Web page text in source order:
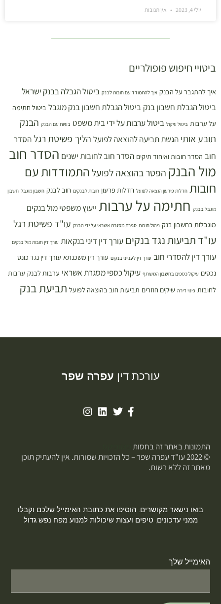
יולי 4, 2023 אין תגובות
ביטויי חיפוש פופולריים
איך להתגבר על הבנק איך להתמודד עם חובות לבנק ביטול הגבלה בבנק ישראל
ביטול הגבלת חשבון בנק ביטול הגבלת חשבון בנק מוגבל ביטול חתימה
על ערבות ביטול עיקול ביטול ערבות על ידי בית משפט בעיות עם הבנק הבנק
תובע אותי הגשת תביעה להוצאה לפועל הליך פשיטת רגל הסדר
חוב הסדר חובות ואיחוד תיקים הסדר חוב לחובות ישנים הסדר חוב
מול הבנק הפטר בהוצאה לפועל התמודדות עם
חובות חדלות פירעון הוצאה לפועל חדלות פרעון חובות לבנקים חוב לבנק חשבון מוגבל חשבון
מוגבל בבנק חתימה על ערבות ייעוץ משפטי מול בנקים
מוגבלות בחשבון בנק ניהול חובות סגירת מסגרת אשראי על ידי הבנק עו"ד פשיטת רגל
עו"ד תביעות נגד בנקים עורך דין דיני בנקאות עורך דין חובות מול בנקים
עורך דין להסדרי חוב עורך דין לענייני בנקים עורך דין משכנתא עורך דין נגד כונס
נכסים עיקול כספים בחשבון המשותף עיקול כספי מסגרת אשראי ערבות לבנק ערבות
לחובות פינוי דירה שיקים חוזרים תביעות חוב בהוצאה לפועל תביעת בנק
עורכת דין עפרה שפר
התמונות באתר זה בחסות
© 2022 עו"ד עפרה שפר – כל הזכויות שמורות. אין להעתיק תוכן
מאתר זה ללא רשות.
בואו נישאר מקושרים. הוסיפו את כתובת האימייל שלכם וקבלו
ממני עדכונים, טיפים ועצות שיכולות למנוע מפח נפש גדול
האימייל שלך